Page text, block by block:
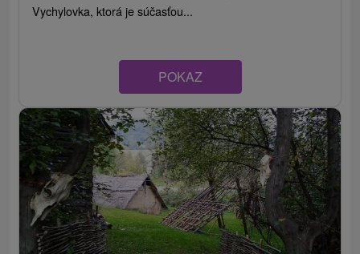
Vychylovka, ktorá je súčasťou...
POKAZ